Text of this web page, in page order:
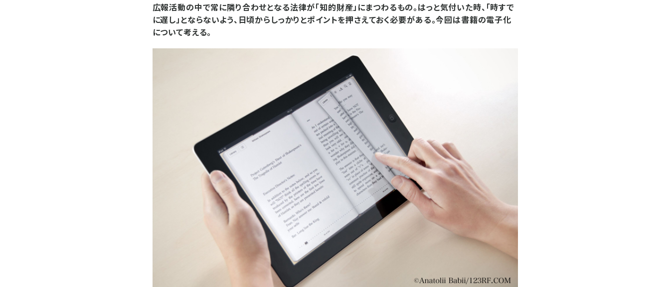
広報活動の中で常に隣り合わせとなる法律が「知的財産」にまつわるもの。はっと気付いた時、「時すで
に遅し」とならないよう、日頃からしっかりとポイントを押さえておく必要がある。今回は書籍の電子化
について考える。